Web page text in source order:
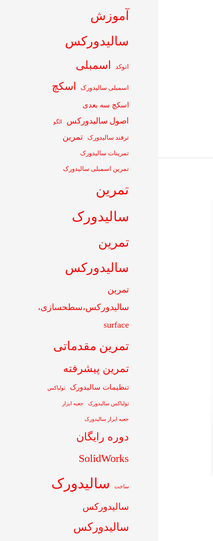
آموزش
سالیدورکس
اتوکد اسمبلی
اسمبلی سالیدورک اسکچ
اسکچ سه بعدی
اصول سالیدورکس الگو
ترفند سالیدورک تمرین
تمرینات سالیدورک
تمرین اسمبلی سالیدورک
تمرین
سالیدورک
تمرین
سالیدورکس
تمرین
سالیدورکس،سطحسازی،
surface
تمرین مقدماتی
تمرین پیشرفته
تنظیمات سالیدورک تولباکس
تولباکس سالیدورک جعبه ابزار
جعبه ابزار سالیدورک
دوره رایگان
SolidWorks
ساخت سالیدورک
سالیدورکس
سالیدورکس